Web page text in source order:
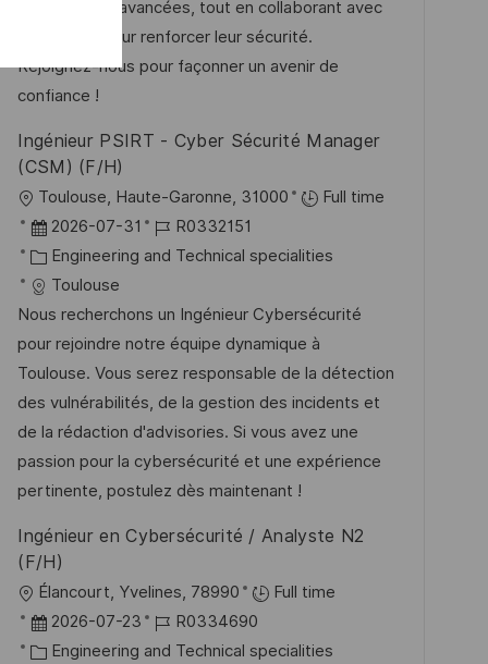
g
e
r
f
n
t
e
de détection avancées, tout en collaborant avec
nos clients pour renforcer leur sécurité.
Rejoignez-nous pour façonner un avenir de
confiance !
Ingénieur PSIRT - Cyber Sécurité Manager
(CSM) (F/H)
O
r
t
Toulouse, Haute-Garonne, 31000
Full time
D
a
t
u
m
d
e
r
V
e
ö
e
2026-07-31
J
o
-
I
D
R0332151
K
a
t
e
g
o
r
i
e
Engineering and Technical specialities
Toulouse
Nous recherchons un Ingénieur Cybersécurité
pour rejoindre notre équipe dynamique à
Toulouse. Vous serez responsable de la détection
des vulnérabilités, de la gestion des incidents et
de la rédaction d'advisories. Si vous avez une
passion pour la cybersécurité et une expérience
pertinente, postulez dès maintenant !
Ingénieur en Cybersécurité / Analyste N2
(F/H)
O
r
t
Élancourt, Yvelines, 78990
Full time
D
a
2026-07-23
J
o
R0334690
K Engineering and Technical specialities